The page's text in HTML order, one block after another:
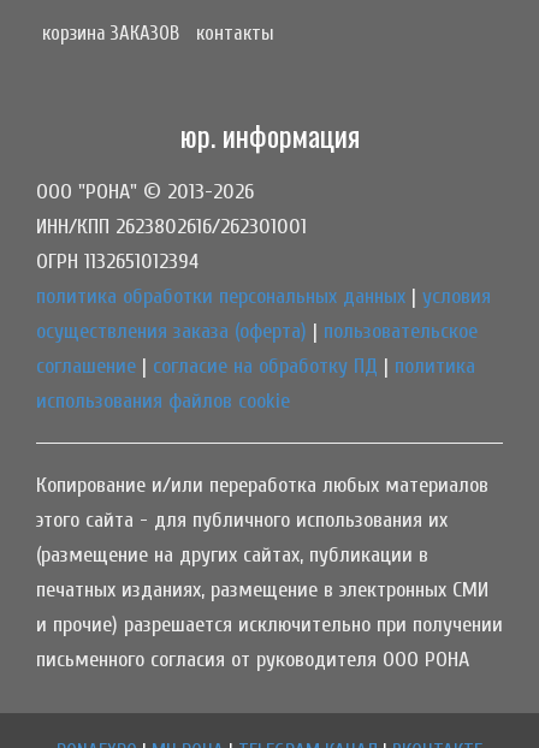
корзина ЗАКАЗОВ
контакты
юр. информация
ООО "РОНА" © 2013-2026
ИНН/КПП 2623802616/262301001
ОГРН 1132651012394
политика обработки персональных данных | условия
осуществления заказа (оферта) | пользовательское
соглашение | согласие на обработку ПД | политика
использования файлов cookie
Копирование и/или переработка любых материалов
этого сайта - для публичного использования их
(размещение на других сайтах, публикации в
печатных изданиях, размещение в электронных СМИ
и прочие) разрешается исключительно при получении
письменного согласия от руководителя ООО РОНА